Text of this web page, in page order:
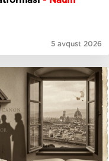
5 avqust 2026